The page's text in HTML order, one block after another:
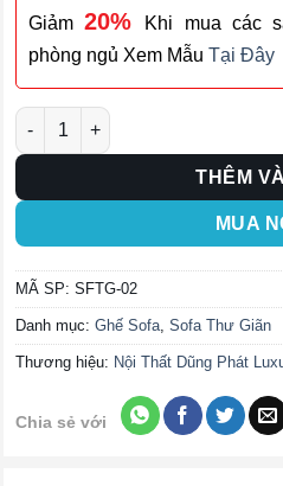
Giảm20%
Khi mua các
phòng ngủ Xem Mẫu Tại Đây
Ghế Sofa Thư Giãn SFTG-02 số
THÊM
MUA
MÃ SP: SFTG-02
Danh mục: Ghế Sofa, Sofa Thư Giãn
Thương hiệu: Nội Thất Dũng Phát
Chia sẻ với